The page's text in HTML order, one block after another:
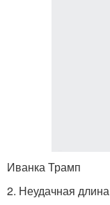
Иванка Трамп
2. Неудачная